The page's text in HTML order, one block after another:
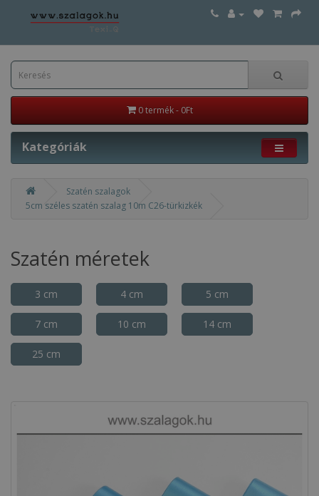
0 termék - 0Ft
Kategóriák
Szatén szalagok
5cm széles szatén szalag 10m C26-türkizkék
Szatén méretek
3 cm 4 cm 5 cm
7 cm 10 cm 14 cm
25 cm